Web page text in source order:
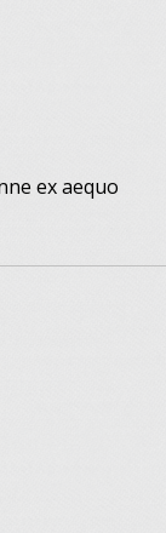
ex aequo